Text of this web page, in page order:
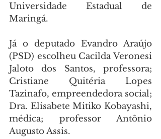
Universidade Estadual de
Maringá.
Já o deputado Evandro Araújo
(PSD) escolheu Cacilda Veronesi
Jaloto dos Santos, professora;
Cristiane Quitéria Lopes
Tazinafo, empreendedora social;
Dra. Elisabete Mitiko Kobayashi,
médica; professor Antônio
Augusto Assis.